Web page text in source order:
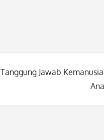
Tanggung Jawab